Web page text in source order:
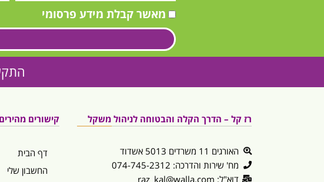
מאשר קבלת מידע פרסומי
רז קל – הדרך הקלה והבטוחה לניהול משקל
האורגים 11 משרדים 5013 אשדוד
מח' שירות והדרכה: 074-745-2312
דוא"ל: raz_kal@walla.com
קישורים מהירים
דף הבית
החשבון שלי